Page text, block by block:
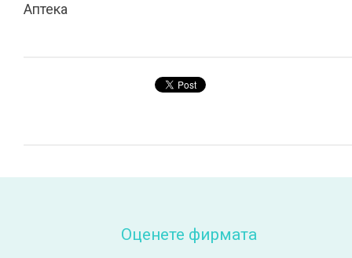
Аптека
Оценете фирмата